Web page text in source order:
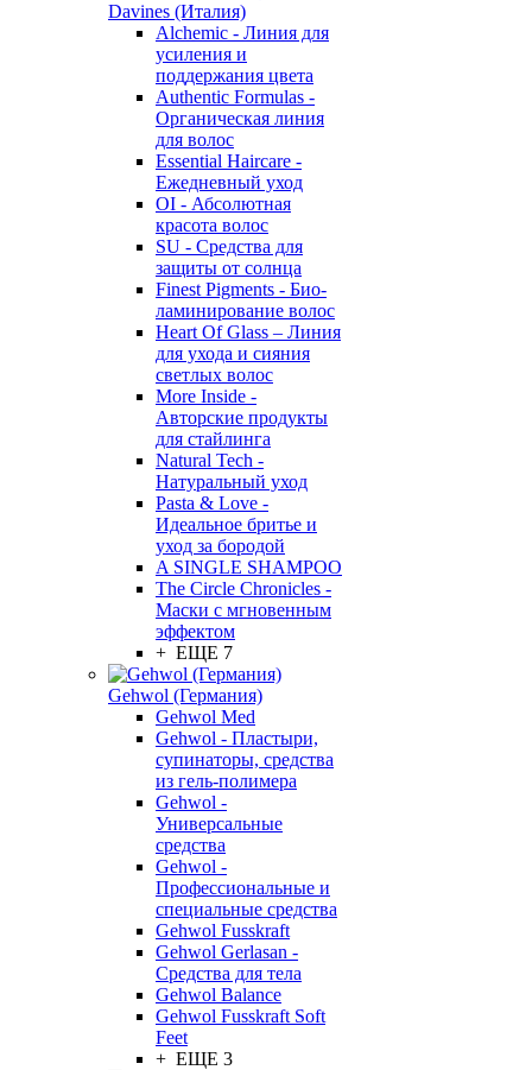
Davines (Италия)
Alchemic - Линия для
усиления и
поддержания цвета
Authentic Formulas -
Органическая линия
для волос
Essential Haircare -
Eжедневный уход
OI - Абсолютная
красота волос
SU - Средства для
защиты от солнца
Finest Pigments - Био-
ламинирование волос
Heart Of Glass – Линия
для ухода и сияния
светлых волос
More Inside -
Авторские продукты
для стайлинга
Natural Tech -
Натуральный уход
Pasta & Love -
Идеальное бритье и
уход за бородой
A SINGLE SHAMPOO
The Circle Chronicles -
Маски с мгновенным
эффектом
+ ЕЩЕ 7
Gehwol (Германия)
Gehwol Med
Gehwol - Пластыри,
супинаторы, средства
из гель-полимера
Gehwol -
Универсальные
средства
Gehwol -
Профессиональные и
специальные средства
Gehwol Fusskraft
Gehwol Gerlasan -
Средства для тела
Gehwol Balance
Gehwol Fusskraft Soft
Feet
+ ЕЩЕ 3